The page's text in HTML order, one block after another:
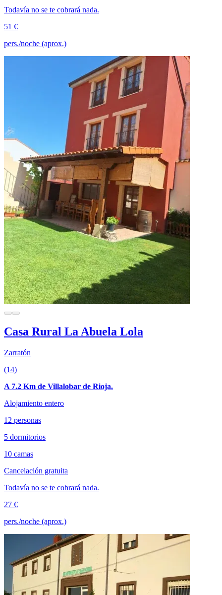
Todavía no se te cobrará nada.
51 €
pers./noche (aprox.)
Casa Rural La Abuela Lola
Zarratón
(14)
A 7.2 Km de Villalobar de Rioja.
Alojamiento entero
12 personas
5 dormitorios
10 camas
Cancelación gratuita
Todavía no se te cobrará nada.
27 €
pers./noche (aprox.)